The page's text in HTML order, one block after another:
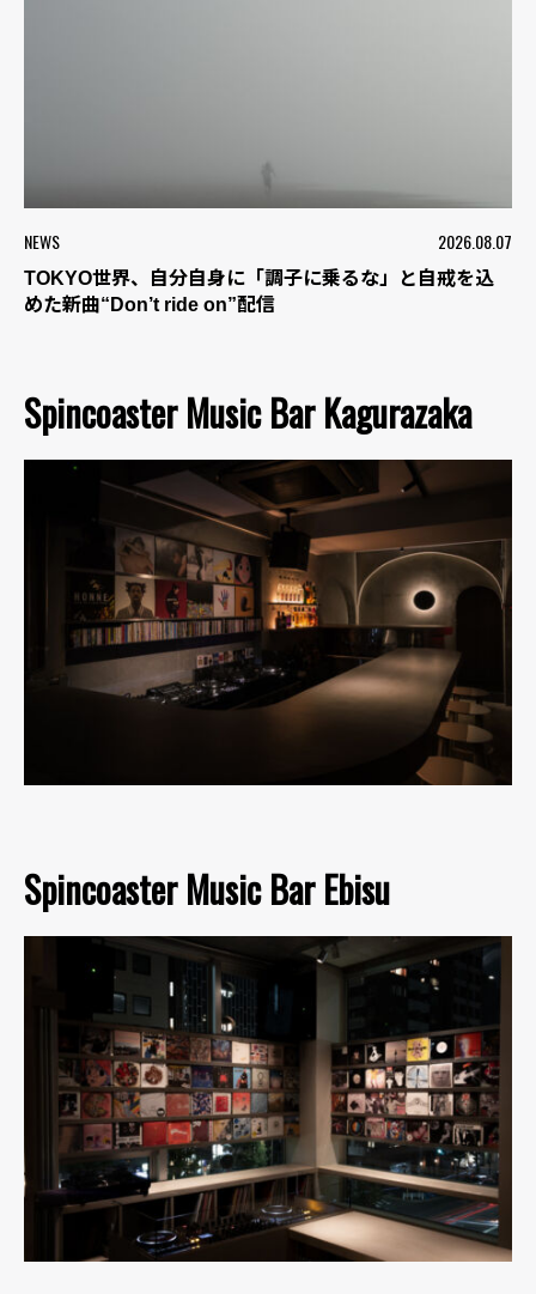
NEWS 2026.08.07
TOKYO世界、自分自身に「調子に乗るな」と自戒を込
めた新曲“Don’t ride on”配信
Spincoaster Music Bar Kagurazaka
Spincoaster Music Bar Ebisu